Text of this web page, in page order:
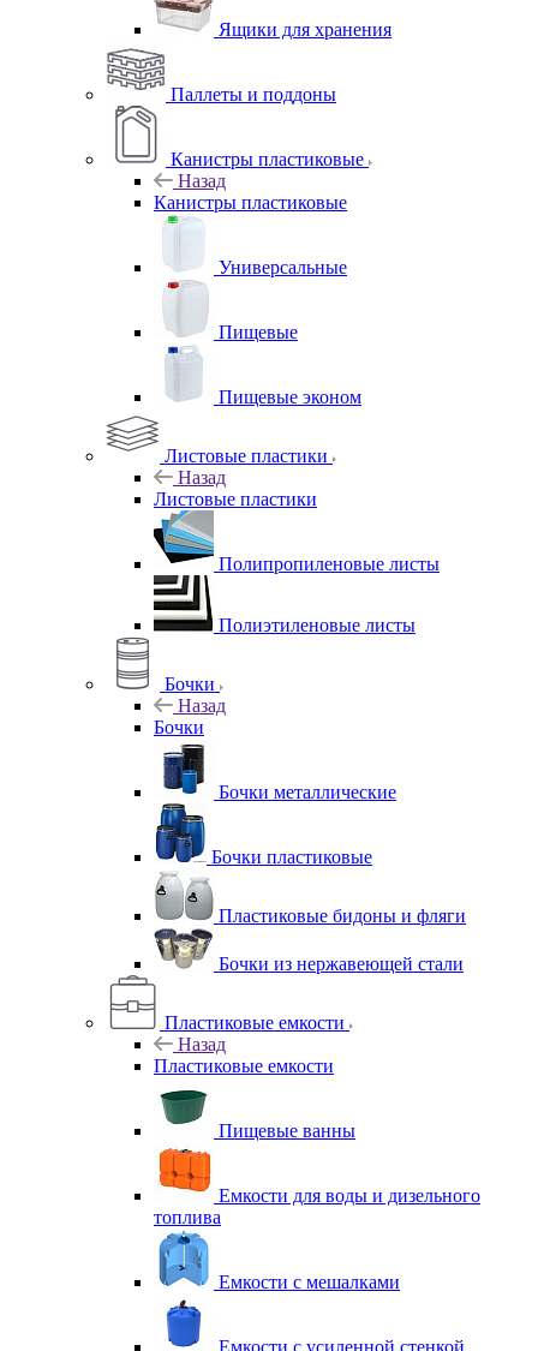
Ящики для хранения
Паллеты и поддоны
Канистры пластиковые
Назад
Канистры пластиковые
Универсальные
Пищевые
Пищевые эконом
Листовые пластики
Назад
Листовые пластики
Полипропиленовые листы
Полиэтиленовые листы
Бочки
Назад
Бочки
Бочки металлические
Бочки пластиковые
Пластиковые бидоны и фляги
Бочки из нержавеющей стали
Пластиковые емкости
Назад
Пластиковые емкости
Пищевые ванны
Емкости для воды и дизельного
топлива
Емкости с мешалками
Емкости с усиленной стенкой